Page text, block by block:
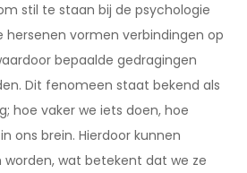
stil te staan bij de psychologie
hersenen vormen verbindingen op
bepaalde gedragingen
Dit fenomeen staat bekend als
hoe vaker we iets doen, hoe
ons brein. Hierdoor kunnen
wat betekent dat we ze